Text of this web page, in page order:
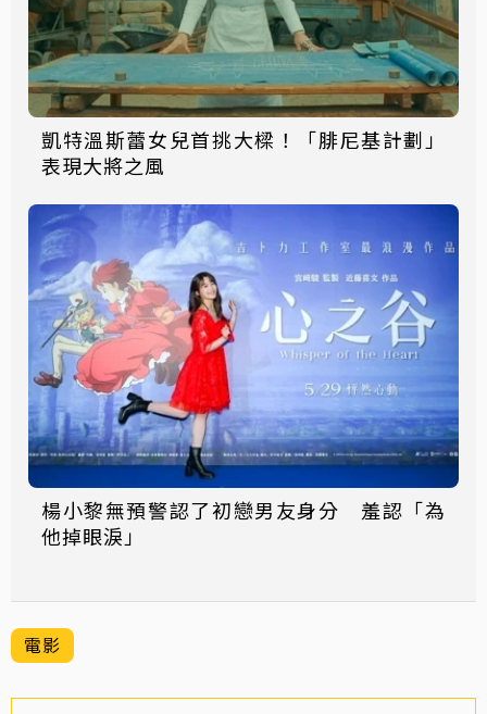
凱特溫斯蕾女兒首挑大樑！「腓尼基計劃」
表現大將之風
楊小黎無預警認了初戀男友身分 羞認「為
他掉眼淚」
電影